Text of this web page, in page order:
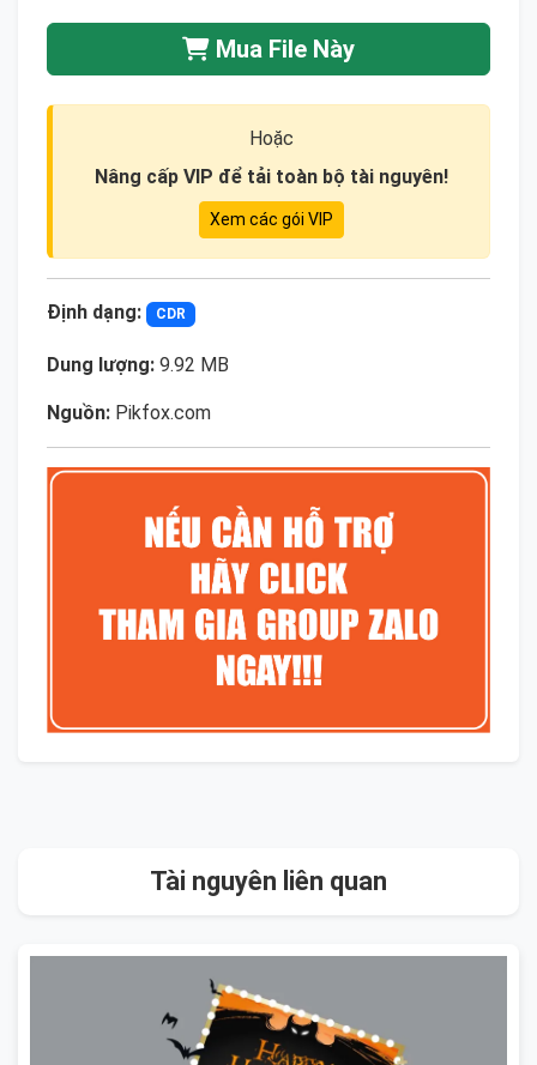
Mua File Này
Hoặc
Nâng cấp VIP để tải toàn bộ tài nguyên!
Xem các gói VIP
Định dạng: CDR
Dung lượng: 9.92 MB
Nguồn: Pikfox.com
Tài nguyên liên quan